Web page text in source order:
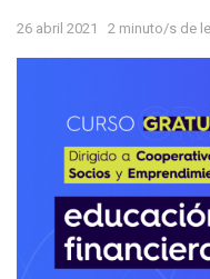
26 abril 2021 2 minuto/s de